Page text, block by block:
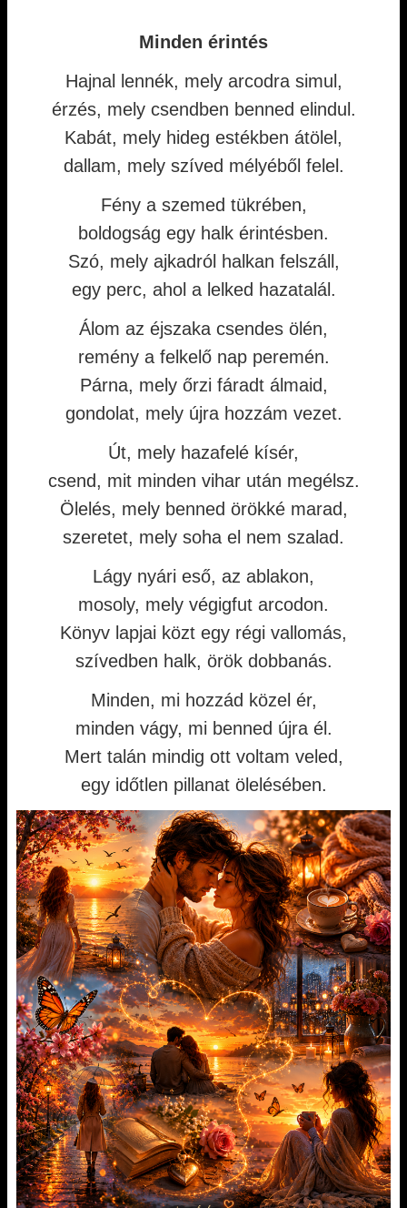
Minden érintés
Hajnal lennék, mely arcodra simul,
érzés, mely csendben benned elindul.
Kabát, mely hideg estékben átölel,
dallam, mely szíved mélyéből felel.
Fény a szemed tükrében,
boldogság egy halk érintésben.
Szó, mely ajkadról halkan felszáll,
egy perc, ahol a lelked hazatalál.
Álom az éjszaka csendes ölén,
remény a felkelő nap peremén.
Párna, mely őrzi fáradt álmaid,
gondolat, mely újra hozzám vezet.
Út, mely hazafelé kísér,
csend, mit minden vihar után megélsz.
Ölelés, mely benned örökké marad,
szeretet, mely soha el nem szalad.
Lágy nyári eső, az ablakon,
mosoly, mely végigfut arcodon.
Könyv lapjai közt egy régi vallomás,
szívedben halk, örök dobbanás.
Minden, mi hozzád közel ér,
minden vágy, mi benned újra él.
Mert talán mindig ott voltam veled,
egy időtlen pillanat ölelésében.